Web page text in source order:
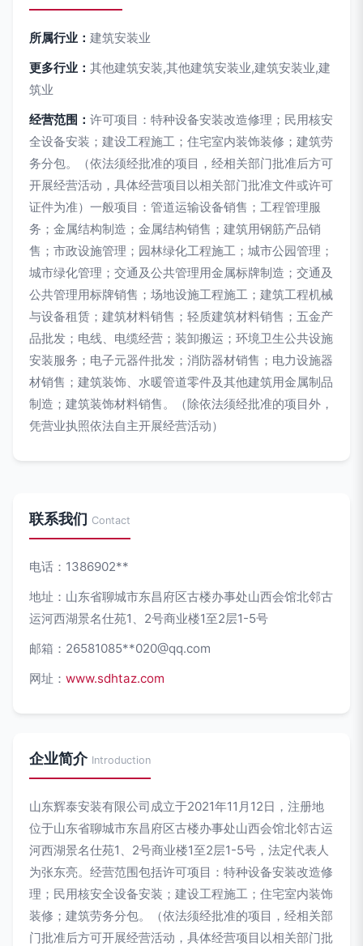
所属行业： 建筑安装业
更多行业： 其他建筑安装,其他建筑安装业,建筑安装业,建
筑业
经营范围： 许可项目：特种设备安装改造修理；民用核安
全设备安装；建设工程施工；住宅室内装饰装修；建筑劳
务分包。（依法须经批准的项目，经相关部门批准后方可
开展经营活动，具体经营项目以相关部门批准文件或许可
证件为准）一般项目：管道运输设备销售；工程管理服
务；金属结构制造；金属结构销售；建筑用钢筋产品销
售；市政设施管理；园林绿化工程施工；城市公园管理；
城市绿化管理；交通及公共管理用金属标牌制造；交通及
公共管理用标牌销售；场地设施工程施工；建筑工程机械
与设备租赁；建筑材料销售；轻质建筑材料销售；五金产
品批发；电线、电缆经营；装卸搬运；环境卫生公共设施
安装服务；电子元器件批发；消防器材销售；电力设施器
材销售；建筑装饰、水暖管道零件及其他建筑用金属制品
制造；建筑装饰材料销售。（除依法须经批准的项目外，
凭营业执照依法自主开展经营活动）
联系我们 Contact
电话：1386902**
地址：山东省聊城市东昌府区古楼办事处山西会馆北邻古
运河西湖景名仕苑1、2号商业楼1至2层1-5号
邮箱：26581085**020@qq.com
网址： www.sdhtaz.com
企业简介 Introduction
山东辉泰安装有限公司成立于2021年11月12日，注册地
位于山东省聊城市东昌府区古楼办事处山西会馆北邻古运
河西湖景名仕苑1、2号商业楼1至2层1-5号，法定代表人
为张东亮。经营范围包括许可项目：特种设备安装改造修
理；民用核安全设备安装；建设工程施工；住宅室内装饰
装修；建筑劳务分包。（依法须经批准的项目，经相关部
门批准后方可开展经营活动，具体经营项目以相关部门批